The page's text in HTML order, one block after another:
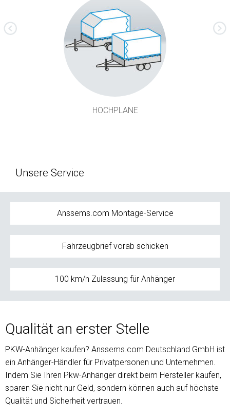
HOCHPLANE
Next
Unsere Service
Anssems.com Montage-Service
Fahrzeugbrief vorab schicken
100 km/h Zulassung für Anhänger
Qualität an erster Stelle
PKW-Anhänger kaufen? Anssems.com Deutschland GmbH ist
ein Anhänger-Händler für Privatpersonen und Unternehmen.
Indem Sie Ihren Pkw-Anhänger direkt beim Hersteller kaufen,
sparen Sie nicht nur Geld, sondern können auch auf höchste
Qualität und Sicherheit vertrauen.